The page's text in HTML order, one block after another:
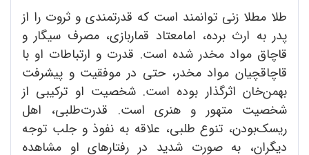
طلا مطلا زنی توانمند است که قدرتمندی و ثروت را از
پدر به ارث برده، امامعتاد قماربازی، مصرف سیگار و
قاچاق مواد مخدر شده است. قدرت و ارتباطات او با
قاچاقچیان مواد مخدر، حتی در موفقیت و پیشرفت
بهمن‌خان اثرگذار بوده است. شخصیت او ترکیبی از
شخصیت متهور و هنری است. قدرت‌طلبی، اهل
ریسک‌بودن، تنوع طلبی، علاقه به نفوذ و جلب توجه
دیگران، به صورت شدید در رفتارهای او مشاهده